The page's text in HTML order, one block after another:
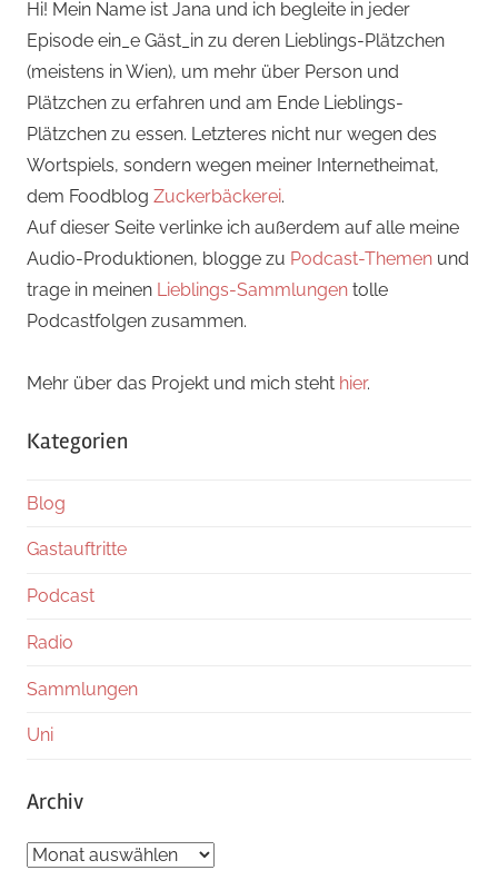
Hi! Mein Name ist Jana und ich begleite in jeder
Episode ein_e Gäst_in zu deren Lieblings-Plätzchen
(meistens in Wien), um mehr über Person und
Plätzchen zu erfahren und am Ende Lieblings-
Plätzchen zu essen. Letzteres nicht nur wegen des
Wortspiels, sondern wegen meiner Internetheimat,
dem Foodblog Zuckerbäckerei.
Auf dieser Seite verlinke ich außerdem auf alle meine
Audio-Produktionen, blogge zu Podcast-Themen und
trage in meinen Lieblings-Sammlungen tolle
Podcastfolgen zusammen.
Mehr über das Projekt und mich steht hier.
Kategorien
Blog
Gastauftritte
Podcast
Radio
Sammlungen
Uni
Archiv
Archiv